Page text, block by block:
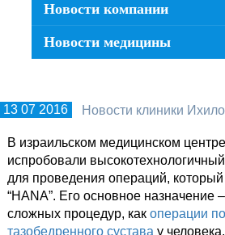
Новости компании
Новости медицины
13 07 2016 Новости клиники
В израильском медицинском
испробовали
для проведения операций,
“HANA”. Его основное назначение
сложных процедур, как операции
тазобедренного сустава у